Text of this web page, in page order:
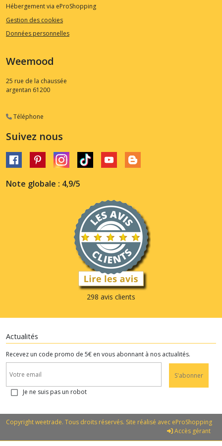
Hébergement via eProShopping
Gestion des cookies
Données personnelles
Weemood
25 rue de la chaussée
argentan 61200
Téléphone
Suivez nous
Note globale : 4,9/5
298 avis clients
Actualités
Recevez un code promo de 5€ en vous abonnant à nos actualités.
S'abonner
Je ne suis pas un robot
Copyright weetrade. Tous droits réservés. Site réalisé avec eProShopping
Accès gérant